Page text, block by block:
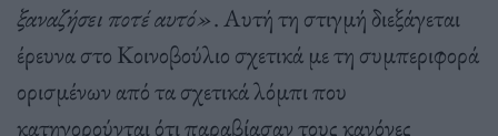
ξαναζήσει ποτέ αυτό». Αυτή τη στιγμή διεξάγεται
έρευνα στο Κοινοβούλιο σχετικά με τη συμπεριφορά
ορισμένων από τα σχετικά λόμπι που
κατηγορούνται ότι παραβίασαν τους κανόνες